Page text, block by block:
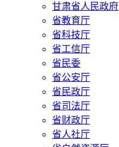
甘肃省人民政府
省教育厅
省科技厅
省工信厅
省民委
省公安厅
省民政厅
省司法厅
省财政厅
省人社厅